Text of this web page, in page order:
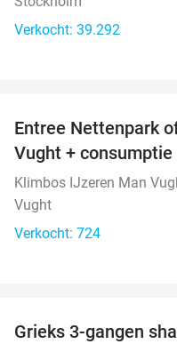
Verkocht: 39.292
Entree Nettenpark
Vught + consumptie
Klimbos IJzeren Man
Vught
Verkocht: 724
Grieks 3-gangen